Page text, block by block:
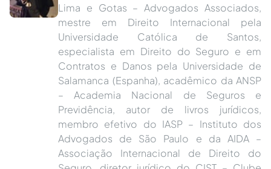
Lima e Gotas – Advogados Associados,
mestre em Direito Internacional pela
Universidade Católica de Santos,
especialista em Direito do Seguro e em
Contratos e Danos pela Universidade de
Salamanca (Espanha), acadêmico da ANSP
– Academia Nacional de Seguros e
Previdência, autor de livros jurídicos,
membro efetivo do IASP – Instituto dos
Advogados de São Paulo e da AIDA –
Associação Internacional de Direito do